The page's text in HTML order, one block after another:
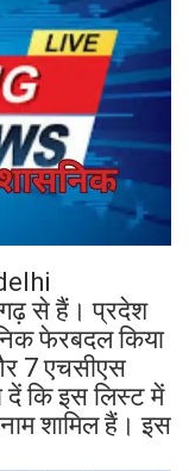
से हैं। प्रदेश
फेरबदल किया
7 एचसीएस
दें कि इस लिस्ट में
शामिल हैं। इस